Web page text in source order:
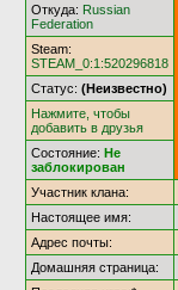
Откуда: Russian
Federation
Steam:
STEAM_0:1:520296818
Статус: (Неизвестно)
Нажмите, чтобы
добавить в друзья
Состояние: Не
заблокирован
Участник клана:
Настоящее имя:
Адрес почты:
Домашняя страница: